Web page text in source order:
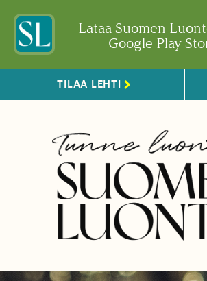
Lataa Suomen
Google Play
TILAA LEHTI